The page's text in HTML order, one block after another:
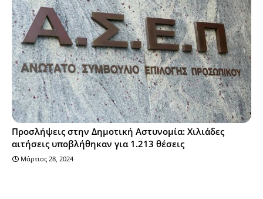
Προσλήψεις στην Δημοτική Αστυνομία: Χιλιάδες
αιτήσεις υποβλήθηκαν για 1.213 θέσεις
Μάρτιος 28, 2024